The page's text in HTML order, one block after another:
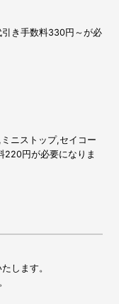
き手数料330円～が必
ニストップ,セイコー
220円が必要になりま
します。